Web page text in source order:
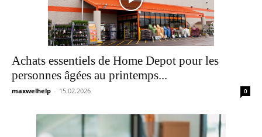
Achats essentiels de Home Depot pour les
personnes âgées au printemps...
maxwelhelp - 15.02.2026 0